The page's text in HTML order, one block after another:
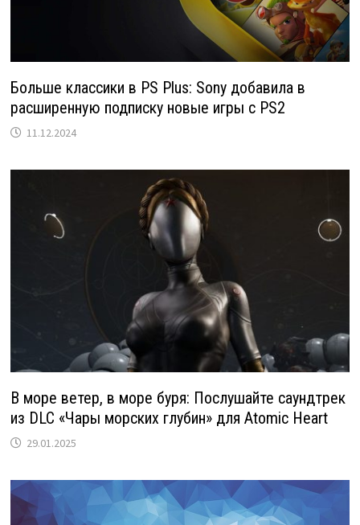
Больше классики в PS Plus: Sony добавила в
расширенную подписку новые игры с PS2
11.12.2024
В море ветер, в море буря: Послушайте саундтрек
из DLC «Чары морских глубин» для Atomic Heart
29.01.2025